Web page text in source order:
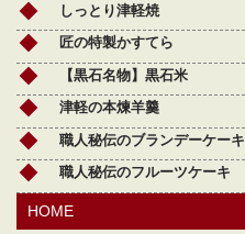
しっとり津軽焼
匠の特製かすてら
【黒石名物】黒石米
津軽の本煉羊羹
職人秘伝のブランデーケーキ
職人秘伝のフルーツケーキ
HOME